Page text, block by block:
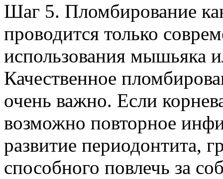
Шаг 5. Пломбирование
проводится только
использования мышьяка
Качественное
очень важно. Если
возможно повторное
развитие периодонтита,
способного повлечь за